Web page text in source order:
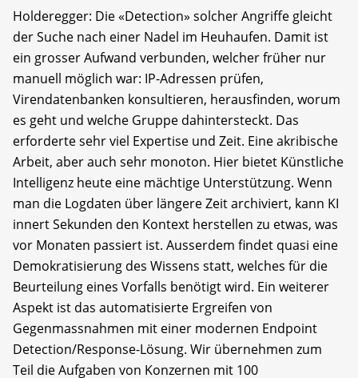
Holderegger: Die «Detection» solcher Angriffe gleicht
der Suche nach einer Nadel im Heuhaufen. Damit ist
ein grosser Aufwand verbunden, welcher früher nur
manuell möglich war: IP-Adressen prüfen,
Virendatenbanken konsultieren, herausfinden, worum
es geht und welche Gruppe dahintersteckt. Das
erforderte sehr viel Expertise und Zeit. Eine akribische
Arbeit, aber auch sehr monoton. Hier bietet Künstliche
Intelligenz heute eine mächtige Unterstützung. Wenn
man die Logdaten über längere Zeit archiviert, kann KI
innert Sekunden den Kontext herstellen zu etwas, was
vor Monaten passiert ist. Ausserdem findet quasi eine
Demokratisierung des Wissens statt, welches für die
Beurteilung eines Vorfalls benötigt wird. Ein weiterer
Aspekt ist das automatisierte Ergreifen von
Gegenmassnahmen mit einer modernen Endpoint
Detection/Response-Lösung. Wir übernehmen zum
Teil die Aufgaben von Konzernen mit 100